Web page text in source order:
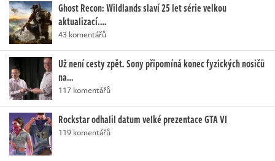
Ghost Recon: Wildlands slaví 25 let série velkou
aktualizací.…
43 komentářů
Už není cesty zpět. Sony připomíná konec fyzických nosičů
na…
117 komentářů
Rockstar odhalil datum velké prezentace GTA VI
119 komentářů